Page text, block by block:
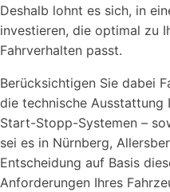
Deshalb lohnt es sich, in
investieren, die optimal zu
Fahrverhalten passt.
Berücksichtigen Sie dabei
die technische Ausstattung
Start-Stopp-Systemen –
sei es in Nürnberg,
Entscheidung auf Basis
Anforderungen Ihres